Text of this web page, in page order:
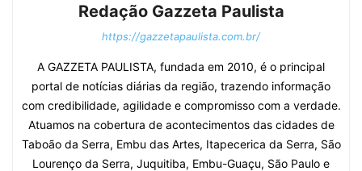
Redação Gazzeta Paulista
https://gazzetapaulista.com.br/
A GAZZETA PAULISTA, fundada em 2010, é o principal
portal de notícias diárias da região, trazendo informação
com credibilidade, agilidade e compromisso com a verdade.
Atuamos na cobertura de acontecimentos das cidades de
Taboão da Serra, Embu das Artes, Itapecerica da Serra, São
Lourenço da Serra, Juquitiba, Embu-Guaçu, São Paulo e